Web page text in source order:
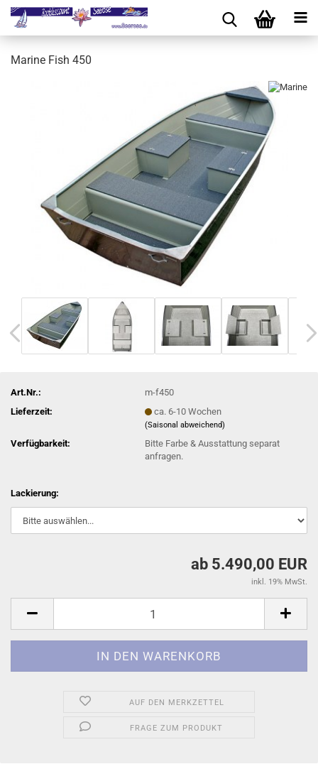
Marine Fish 450
Art.Nr.:
m-f450
Lieferzeit:
ca. 6-10 Wochen
(Saisonal abweichend)
Verfügbarkeit:
Bitte Farbe & Ausstattung separat
anfragen.
Lackierung:
ab 5.490,00 EUR
inkl. 19% MwSt.
AUF DEN MERKZETTEL
FRAGE ZUM PRODUKT